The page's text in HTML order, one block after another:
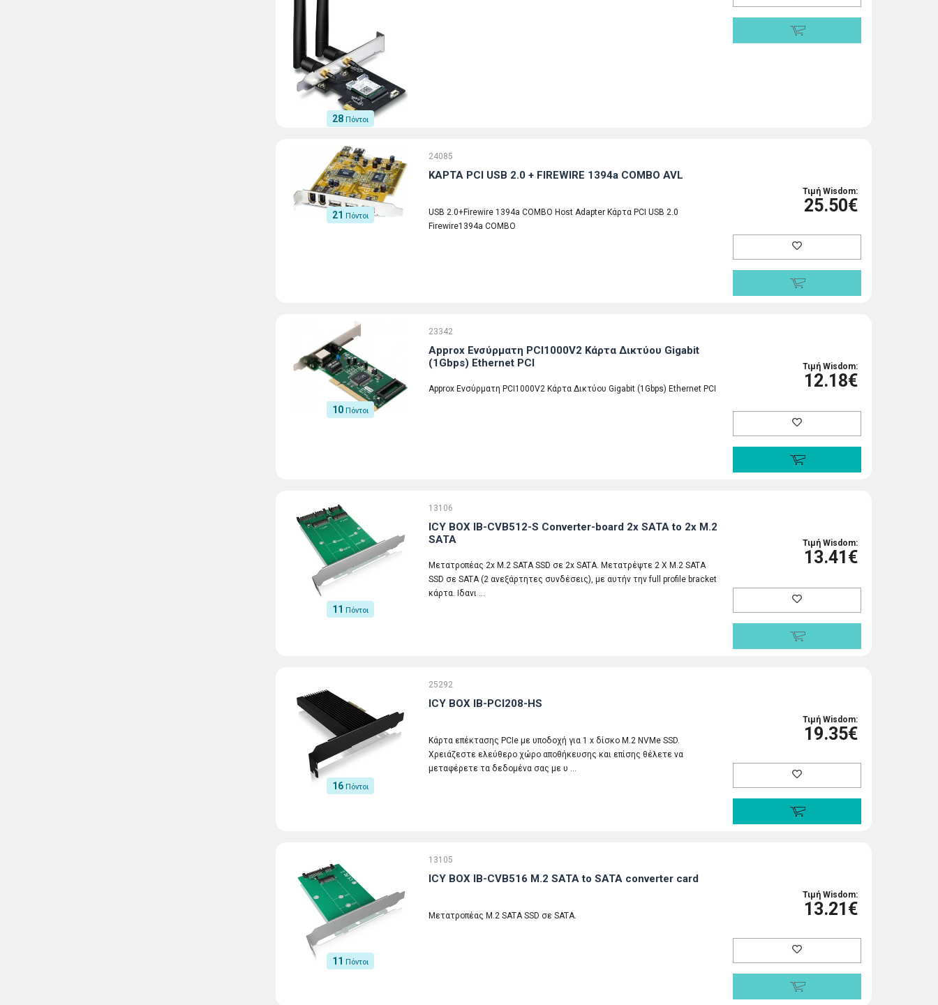
28 Πόντοι
21 Πόντοι
24085
ΚΑΡΤΑ PCI USB 2.0 + FIREWIRE 1394a COMBO AVL
USB 2.0+Firewire 1394a COMBO Host Adapter Κάρτα PCI USB 2.0
Firewire1394a COMBO
Τιμή Wisdom:
25.50€
10 Πόντοι
23342
Approx Ενσύρματη PCI1000V2 Κάρτα Δικτύου Gigabit
(1Gbps) Ethernet PCI
Approx Ενσύρματη PCI1000V2 Κάρτα Δικτύου Gigabit (1Gbps) Ethernet PCI
Τιμή Wisdom:
12.18€
11 Πόντοι
13106
ICY BOX IB-CVB512-S Converter-board 2x SATA to 2x M.2
SATA
Μετατροπέας 2x M.2 SATA SSD σε 2x SATA. Μετατρέψτε 2 X M.2 SATA
SSD σε SATA (2 ανεξάρτητες συνδέσεις), με αυτήν την full profile bracket
κάρτα. Ιδανι …
Τιμή Wisdom:
13.41€
16 Πόντοι
25292
ICY BOX IB-PCI208-HS
Κάρτα επέκτασης PCIe με υποδοχή για 1 x δίσκο M.2 NVMe SSD.
Χρειάζεστε ελεύθερο χώρο αποθήκευσης και επίσης θέλετε να
μεταφέρετε τα δεδομένα σας με υ …
Τιμή Wisdom:
19.35€
11 Πόντοι
13105
ICY BOX IB-CVB516 M.2 SATA to SATA converter card
Mετατροπέας M.2 SATA SSD σε SATA.
Τιμή Wisdom:
13.21€